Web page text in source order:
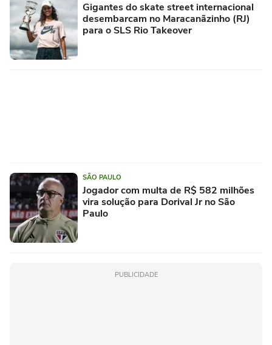
Gigantes do skate street internacional
desembarcam no Maracanãzinho (RJ)
para o SLS Rio Takeover
SÃO PAULO
Jogador com multa de R$ 582 milhões
vira solução para Dorival Jr no São
Paulo
PUBLICIDADE